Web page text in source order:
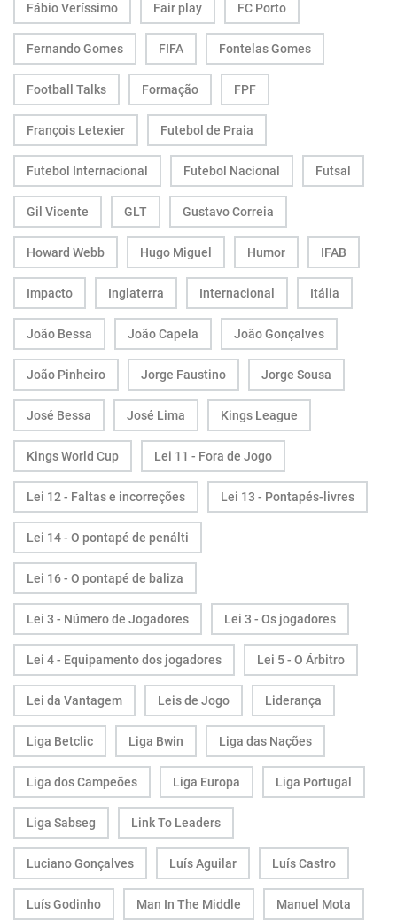
Fábio Veríssimo Fair play FC Porto
Fernando Gomes FIFA Fontelas Gomes
Football Talks Formação FPF
François Letexier Futebol de Praia
Futebol Internacional Futebol Nacional Futsal
Gil Vicente GLT Gustavo Correia
Howard Webb Hugo Miguel Humor IFAB
Impacto Inglaterra Internacional Itália
João Bessa João Capela João Gonçalves
João Pinheiro Jorge Faustino Jorge Sousa
José Bessa José Lima Kings League
Kings World Cup Lei 11 - Fora de Jogo
Lei 12 - Faltas e incorreções Lei 13 - Pontapés-livres
Lei 14 - O pontapé de penálti
Lei 16 - O pontapé de baliza
Lei 3 - Número de Jogadores Lei 3 - Os jogadores
Lei 4 - Equipamento dos jogadores Lei 5 - O Árbitro
Lei da Vantagem Leis de Jogo Liderança
Liga Betclic Liga Bwin Liga das Nações
Liga dos Campeões Liga Europa Liga Portugal
Liga Sabseg Link To Leaders
Luciano Gonçalves Luís Aguilar Luís Castro
Luís Godinho Man In The Middle Manuel Mota